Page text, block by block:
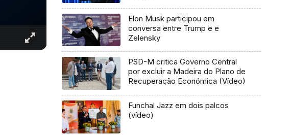
Elon Musk participou em
conversa entre Trump e e
Zelensky
PSD-M critica Governo Central
por excluir a Madeira do Plano de
Recuperação Económica (Vídeo)
Funchal Jazz em dois palcos
(vídeo)